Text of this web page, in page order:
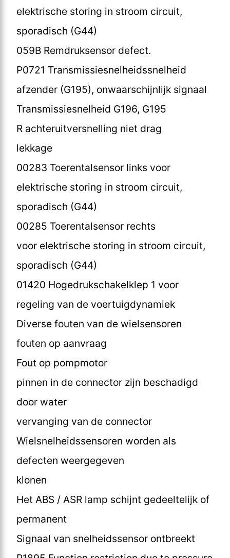
elektrische storing in stroom circuit,
sporadisch (G44)
059B Remdruksensor defect.
P0721 Transmissiesnelheidssnelheid
afzender (G195), onwaarschijnlijk signaal
Transmissiesnelheid G196, G195
R achteruitversnelling niet drag
lekkage
00283 Toerentalsensor links voor
elektrische storing in stroom circuit,
sporadisch (G44)
00285 Toerentalsensor rechts
voor elektrische storing in stroom circuit,
sporadisch (G44)
01420 Hogedrukschakelklep 1 voor
regeling van de voertuigdynamiek
Diverse fouten van de wielsensoren
fouten op aanvraag
Fout op pompmotor
pinnen in de connector zijn beschadigd
door water
vervanging van de connector
Wielsnelheidssensoren worden als
defecten weergegeven
klonen
Het ABS / ASR lamp schijnt gedeeltelijk of
permanent
Signaal van snelheidssensor ontbreekt